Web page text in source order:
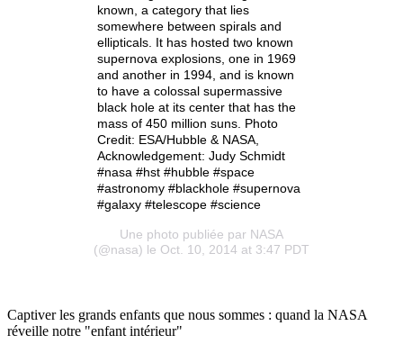
known, a category that lies
somewhere between spirals and
ellipticals. It has hosted two known
supernova explosions, one in 1969
and another in 1994, and is known
to have a colossal supermassive
black hole at its center that has the
mass of 450 million suns. Photo
Credit: ESA/Hubble & NASA,
Acknowledgement: Judy Schmidt
#nasa #hst #hubble #space
#astronomy #blackhole #supernova
#galaxy #telescope #science
Une photo publiée par NASA
(@nasa) le Oct. 10, 2014 at 3:47 PDT
Captiver les grands enfants que nous sommes : quand la NASA
réveille notre "enfant intérieur"